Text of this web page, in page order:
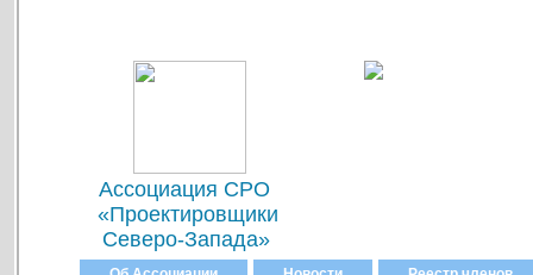
Ассоциация СРО
«Проектировщики
Северо-Запада»